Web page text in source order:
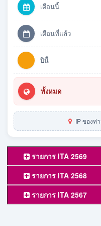
เดือนนี้
เดือนที่แล้ว
ปีนี้
ทั้งหมด
IP ของท่
รายการ ITA 2569
รายการ ITA 2568
รายการ ITA 2567